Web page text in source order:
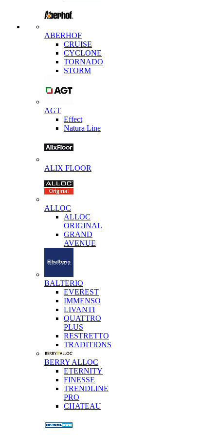
ABERHOF
CRUISE
CYCLONE
TORNADO
STORM
AGT
Effect
Natura Line
ALIX FLOOR
ALLOC
ALLOC
ORIGINAL
GRAND
AVENUE
BALTERIO
EVEREST
IMMENSO
LIVANTI
QUATTRO
PLUS
RESTRETTO
TRADITIONS
BERRY ALLOC
ETERNITY
FINESSE
TRENDLINE
PRO
CHATEAU